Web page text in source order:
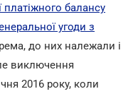
платіжного балансу
угоди з
до них належали і
виключення
2016 року, коли